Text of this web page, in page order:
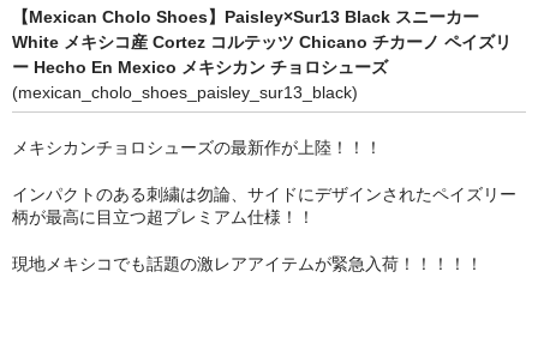
ハニーカムトライプ
ホルモンクラブ
天ぷらまめすけ
C D / D V D
全商品（CD/DVD）
【Mexican Cholo Shoes】Paisley×Sur13 Black スニーカー
White メキシコ産 Cortez コルテッツ Chicano チカーノ ペイズリ
ー Hecho En Mexico メキシカン チョロシューズ
(mexican_cholo_shoes_paisley_sur13_black)
メキシカンチョロシューズの最新作が上陸！！！
インパクトのある刺繍は勿論、サイドにデザインされたペイズリー
柄が最高に目立つ超プレミアム仕様！！
現地メキシコでも話題の激レアアイテムが緊急入荷！！！！！